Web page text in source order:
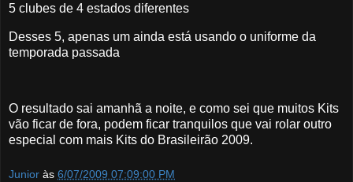
5 clubes de 4 estados diferentes
Desses 5, apenas um ainda está usando o uniforme da
temporada passada
O resultado sai amanhã a noite, e como sei que muitos Kits
vão ficar de fora, podem ficar tranquilos que vai rolar outro
especial com mais Kits do Brasileirão 2009.
Junior às 6/07/2009 07:09:00 PM